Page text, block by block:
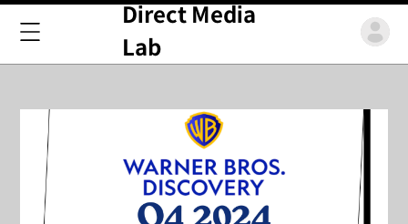
Direct Media
Lab